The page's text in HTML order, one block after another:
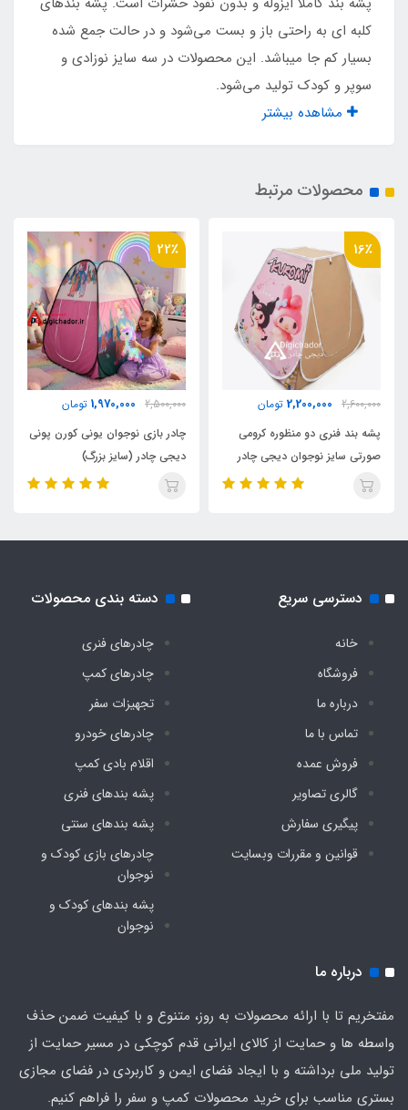
فلزی فنری آسان تاشو
مناسب تا سن
کلبه ای به راحتی باز و بست می‌شود و در حالت جمع شده
بسیار کم جا میباشد. این محصولات در سه سایز نوزادی و
سوپر و کودک تولید می‌شود.
مشاهده بیشتر
محصولات مرتبط
16٪
2,600,000
2,200,000 تومان
پشه بند فنری دو منظوره کرومی
صورتی سایز نوجوان دیجی چادر
22٪
2,500,000
1,970,000 تومان
چادر بازی نوجوان یونی کورن پونی
دیجی چادر (سایز بزرگ)
دسترسی سریع
خانه
فروشگاه
درباره ما
تماس با ما
فروش عمده
گالری تصاویر
پیگیری سفارش
قوانین و مقررات وبسایت
دسته بندی محصولات
چادرهای فنری
چادرهای کمپ
تجهیزات سفر
چادرهای خودرو
اقلام بادی کمپ
پشه‌ بندهای فنری
پشه‌ بندهای سنتی
چادرهای بازی کودک و
نوجوان
پشه‌ بندهای کودک و
نوجوان
درباره ما
مفتخریم تا با ارائه محصولات به روز، متنوع و با کیفیت ضمن حذف
واسطه ها و حمایت از کالای ایرانی قدم کوچکی در مسیر حمایت از
تولید ملی برداشته و با ایجاد فضای ایمن و کاربردی در فضای مجازی
بستری مناسب برای خرید محصولات کمپ و سفر را فراهم کنیم.